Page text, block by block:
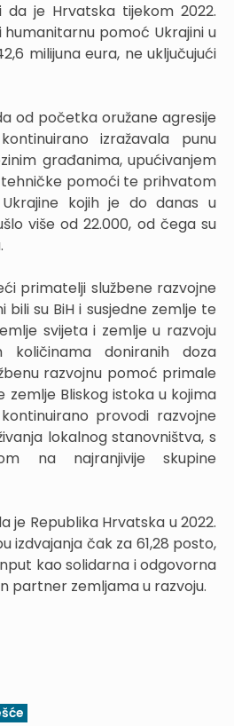
da je Hrvatska tijekom 2022.
humanitarnu pomoć Ukrajini u
milijuna eura, ne uključujući
od početka oružane agresije
izražavala punu
građanima, upućivanjem
pomoći te prihvatom
kojih je do danas u
više od 22.000, od čega su
primatelji službene razvojne
bili su BiH i susjedne zemlje te
svijeta i zemlje u razvoju
količinama doniranih doza
razvojnu pomoć primale
zemlje Bliskog istoka u kojima
provodi razvojne
lokalnog stanovništva, s
na najranjivije skupine
je Republika Hrvatska u 2022.
izdvajanja čak za 61,28 posto,
kao solidarna i odgovorna
partner zemljama u razvoju.